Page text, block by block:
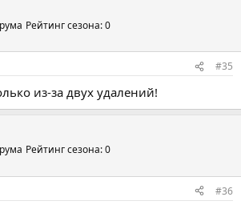
Рейтинг сезона: 0
#35
из-за двух удалений!
Рейтинг сезона: 0
#36